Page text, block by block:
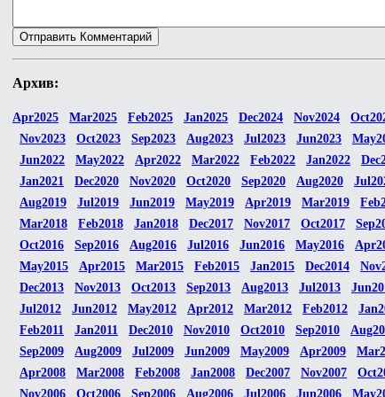
Архив:
Apr2025 Mar2025 Feb2025 Jan2025 Dec2024 Nov2024
Nov2023
Oct2023 Sep2023 Aug2023 Jul2023 Jun2023
Jun2022
May2022 Apr2022 Mar2022 Feb2022 Jan2022
Jan2021
Dec2020 Nov2020 Oct2020 Sep2020 Aug2020
Aug2019
Jul2019 Jun2019 May2019 Apr2019 Mar2019
Mar2018
Feb2018 Jan2018 Dec2017 Nov2017 Oct2017
Oct2016
Sep2016 Aug2016 Jul2016 Jun2016 May2016
May2015
Apr2015 Mar2015 Feb2015 Jan2015 Dec2014
Dec2013
Nov2013 Oct2013 Sep2013 Aug2013 Jul2013
Jul2012
Jun2012 May2012 Apr2012 Mar2012 Feb2012
Feb2011
Jan2011 Dec2010 Nov2010 Oct2010 Sep2010
Sep2009
Aug2009 Jul2009 Jun2009 May2009 Apr2009
Apr2008
Mar2008 Feb2008 Jan2008 Dec2007 Nov2007
Nov2006
Oct2006 Sep2006 Aug2006 Jul2006 Jun2006